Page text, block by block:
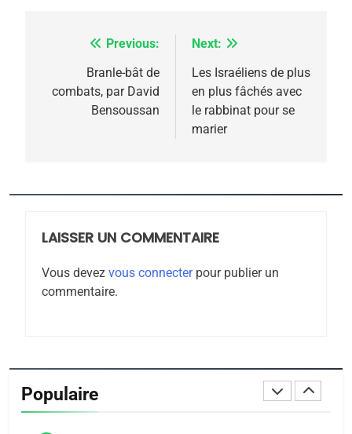
Navigation
l’article
Previous:
Branle-bât de
combats, par David
Bensoussan
Next:
Les Israéliens de plus
en plus fâchés avec
le rabbinat pour se
marier
LAISSER UN COMMENTAIRE
Vous devez vous connecterpour publier un
commentaire.
Populaire
FIÈRE, DIGNE ET RÉSILIENTE :
POURQUOI JE REVENDIQUE
MA JUDAÏTE par Thérèse
Zrihen-Dvir
ISRAÉL JUDAISME
JUDAISME
8
Tafraout, le miel de Tadla